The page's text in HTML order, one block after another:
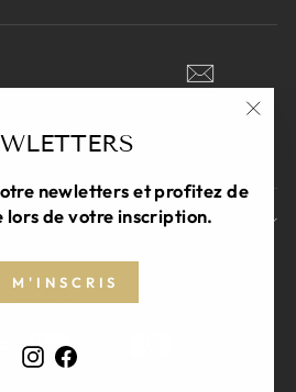
newletters et profitez de
lors de votre inscription.
M'INSCRIS
Instagram
Facebook
Instagram
Facebook
MES PROCHES
Français